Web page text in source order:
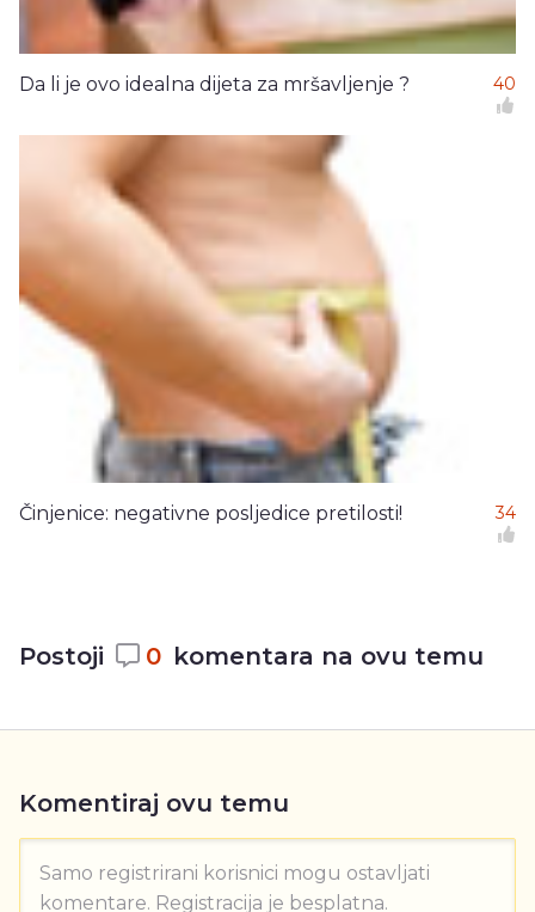
Da li je ovo idealna dijeta za mršavljenje ? 40
Činjenice: negativne posljedice pretilosti! 34
Postoji 0 komentara na ovu temu
Komentiraj ovu temu
Samo registrirani korisnici mogu ostavljati
komentare. Registracija je besplatna.